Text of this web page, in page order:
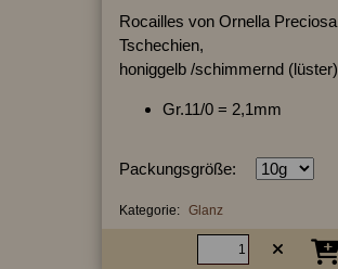
Rocailles von Ornella Preciosa
Tschechien,
honiggelb /schimmernd (lüster)
Gr.11/0 = 2,1mm
Packungsgröße:
Kategorie: Glanz